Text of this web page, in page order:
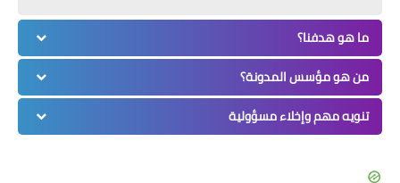
ما هو هدفنا؟
من هو مؤسس المدونة؟
تنويه مهم وإخلاء مسؤولية